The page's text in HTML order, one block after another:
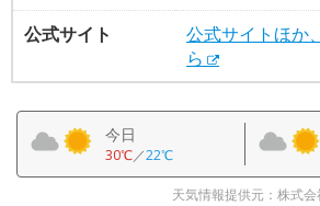
公式サイト
公式サイトほか
ら
今日
30℃／22℃
天気情報提供元：株式